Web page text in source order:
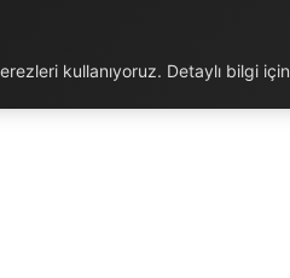
kullanıyoruz. Detaylı bilgi için